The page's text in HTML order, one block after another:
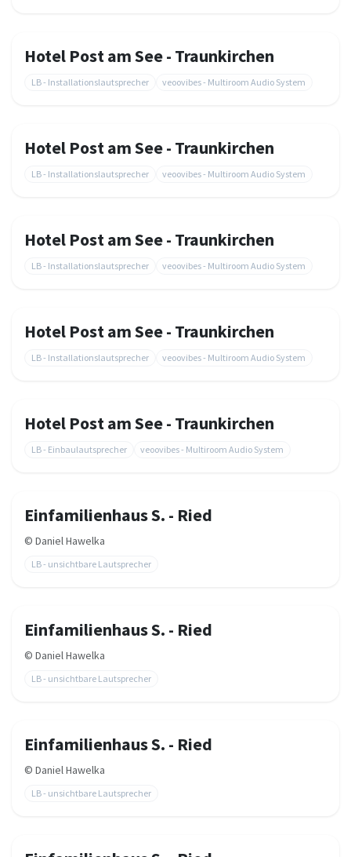
Hotel Post am See - Traunkirchen
LB - Installationslautsprecher veoovibes - Multiroom Audio System
Hotel Post am See - Traunkirchen
LB - Installationslautsprecher veoovibes - Multiroom Audio System
Hotel Post am See - Traunkirchen
LB - Installationslautsprecher veoovibes - Multiroom Audio System
Hotel Post am See - Traunkirchen
LB - Installationslautsprecher veoovibes - Multiroom Audio System
Hotel Post am See - Traunkirchen
LB - Einbaulautsprecher veoovibes - Multiroom Audio System
Einfamilienhaus S. - Ried
© Daniel Hawelka
LB - unsichtbare Lautsprecher
Einfamilienhaus S. - Ried
© Daniel Hawelka
LB - unsichtbare Lautsprecher
Einfamilienhaus S. - Ried
© Daniel Hawelka
LB - unsichtbare Lautsprecher